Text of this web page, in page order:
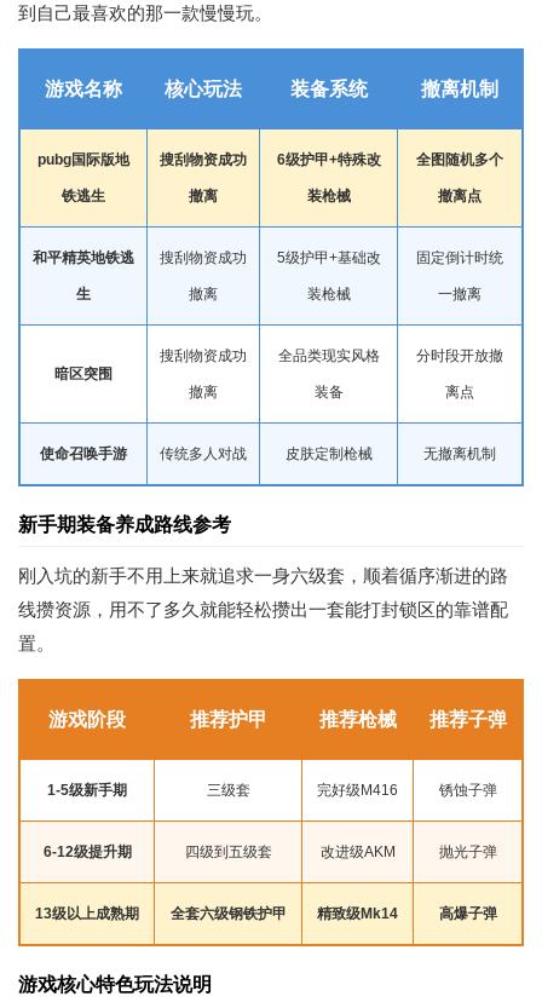
到自己最喜欢的那一款慢慢玩。
游戏名称 核心玩法 装备系统 撤离机制
pubg国际版地
铁逃生
搜刮物资成功
撤离
6级护甲+特殊改
装枪械
全图随机多个
撤离点
和平精英地铁逃
生
搜刮物资成功
撤离
5级护甲+基础改
装枪械
固定倒计时统
一撤离
暗区突围
搜刮物资成功
撤离
全品类现实风格
装备
分时段开放撤
离点
使命召唤手游 传统多人对战 皮肤定制枪械 无撤离机制
新手期装备养成路线参考
刚入坑的新手不用上来就追求一身六级套，顺着循序渐进的路
线攒资源，用不了多久就能轻松攒出一套能打封锁区的靠谱配
置。
游戏阶段 推荐护甲 推荐枪械 推荐子弹
1-5级新手期 三级套 完好级M416 锈蚀子弹
6-12级提升期 四级到五级套 改进级AKM 抛光子弹
13级以上成熟期 全套六级钢铁护甲 精致级Mk14 高爆子弹
游戏核心特色玩法说明